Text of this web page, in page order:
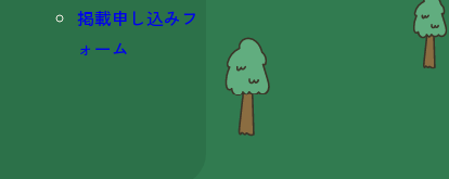
掲載申し込みフ
ォーム